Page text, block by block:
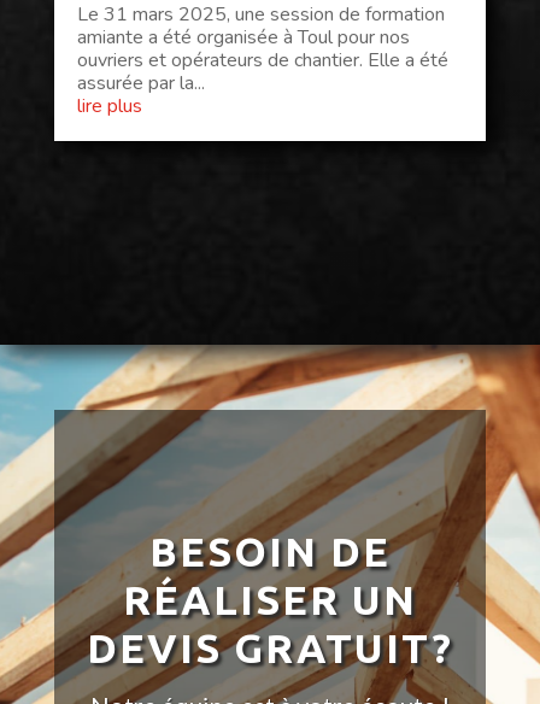
Le 31 mars 2025, une session de formation
amiante a été organisée à Toul pour nos
ouvriers et opérateurs de chantier. Elle a été
assurée par la...
lire plus
BESOIN DE
RÉALISER UN
DEVIS GRATUIT?